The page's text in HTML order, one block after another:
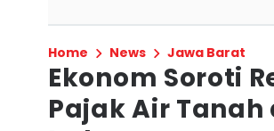
Home News Jawa Barat
Ekonom Soroti
Pajak Air Tanah